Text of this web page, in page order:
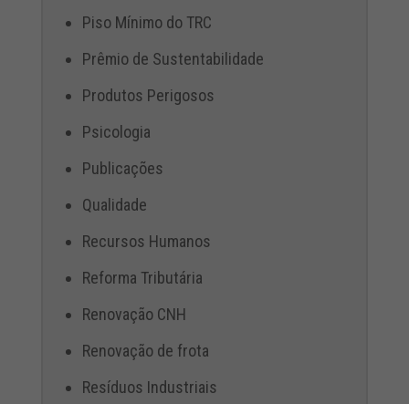
Piso Mínimo do TRC
Prêmio de Sustentabilidade
Produtos Perigosos
Psicologia
Publicações
Qualidade
Recursos Humanos
Reforma Tributária
Renovação CNH
Renovação de frota
Resíduos Industriais